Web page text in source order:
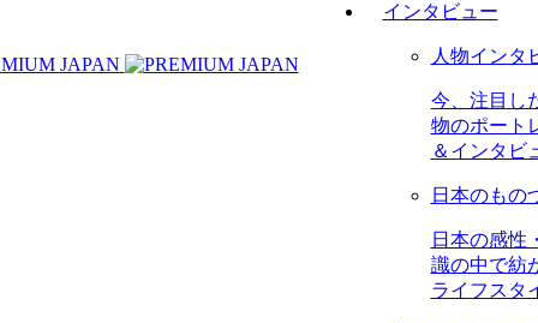
インタビュー
人物インタ
今、注目し
物のポート
＆インタビ
日本のもの
日本の感性
識の中で紡
ライフスタ